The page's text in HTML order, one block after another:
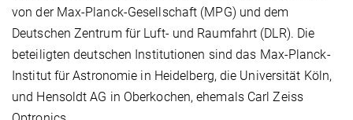
von der Max-Planck-Gesellschaft (MPG) und dem
Deutschen Zentrum für Luft- und Raumfahrt (DLR). Die
beteiligten deutschen Institutionen sind das Max-Planck-
Institut für Astronomie in Heidelberg, die Universität Köln,
und Hensoldt AG in Oberkochen, ehemals Carl Zeiss